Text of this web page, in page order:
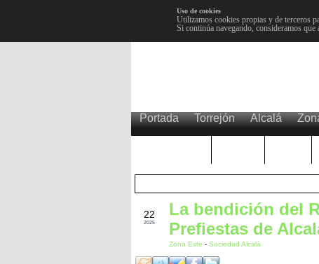
Uso de cookies
Utilizamos cookies propias y de terceros
Si continúa navegando, consideramos
Portada Torrejón Alcalá
22
2025
La bendición del
Prefiestas de
Zona Este - Sociedad Alcalá